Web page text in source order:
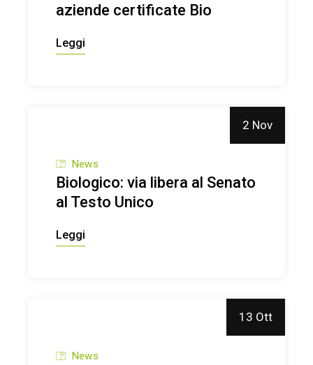
aziende certificate Bio
Leggi
2 Nov
News
Biologico: via libera al Senato
al Testo Unico
Leggi
13 Ott
News